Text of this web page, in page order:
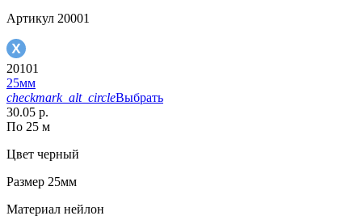
Артикул 20001
20101
25мм
checkmark_alt_circleВыбрать
30.05 р.
По 25 м
Цвет черный
Размер 25мм
Материал нейлон